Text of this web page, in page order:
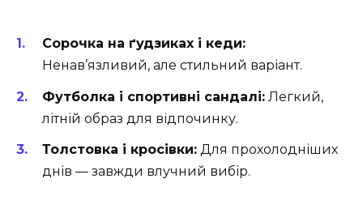
Сорочка на ґудзиках і кеди:
Ненав’язливий, але стильний варіант.
Футболка і спортивні сандалі: Легкий,
літній образ для відпочинку.
Толстовка і кросівки: Для прохолодніших
днів — завжди влучний вибір.